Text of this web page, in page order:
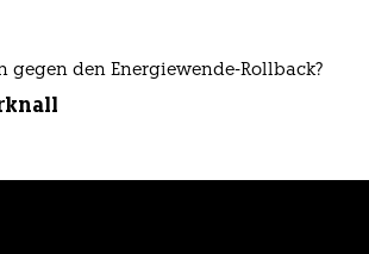
gegen den Energiewende-Rollback?